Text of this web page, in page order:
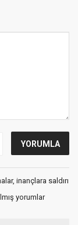
inançlara saldırı
yorumlar